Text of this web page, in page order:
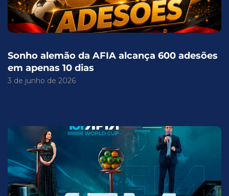
Sonho alemão da AFIA alcança 600 adesões
em apenas 10 dias
3 de junho de 2026